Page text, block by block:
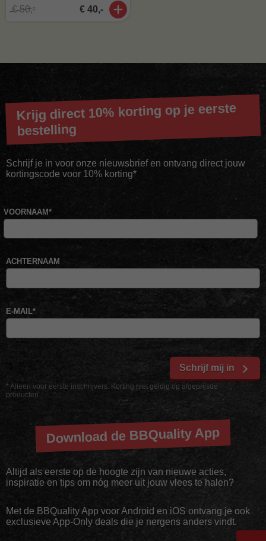
€ 50,- € 40,-
Krijg direct 10% korting op je eerste
bestelling
Schrijf je in voor onze nieuwsbrief en ontvang direct jouw
kortingscode voor 10% korting*
* Alleen voor eerste inschrijvers. Korting niet geldig op afgeprijsde
producten
VOORNAAM*
ACHTERNAAM
E-MAIL*
Schrijf mij in
Download de BBQuality App
Altijd als eerste op de hoogte zijn van nieuwe acties,
inspiratie en tips om nóg meer uit jouw vlees te halen?
Met de BBQuality App voor Android en iOS ontvang je ook
exclusieve App-Only deals die je nergens anders vindt.